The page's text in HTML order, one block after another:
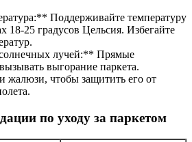
Поддерживайте температуру
18-25 градусов Цельсия. Избегайте
лучей:** Прямые
выгорание паркета.
жалюзи, чтобы защитить его от
по уходу за паркетом